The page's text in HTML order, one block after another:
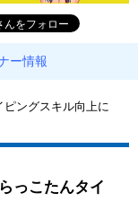
ー情報
ピングスキル向上に
っこたんタイ